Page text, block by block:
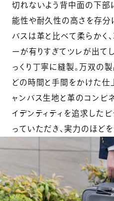
切れないよう背中面の下部
能性や耐久性の高さを存分
バスは革と比べて柔らかく
ーが有りすぎてツレが出て
っくり丁寧に縫製。万双の
どの時間と手間をかけた仕
ャンバス生地と革のコンビ
イデンティティを追求した
っていただき、実力のほど